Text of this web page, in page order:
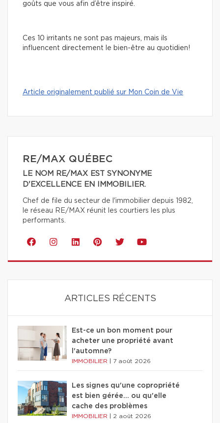
goûts que vous afin d’être inspiré.
Ces 10 irritants ne sont pas majeurs, mais ils
influencent directement le bien-être au quotidien!
Article originalement publié sur Mon Coin de Vie
RE/MAX QUÉBEC
LE NOM RE/MAX EST SYNONYME
D'EXCELLENCE EN IMMOBILIER.
Chef de file du secteur de l'immobilier depuis 1982,
le réseau RE/MAX réunit les courtiers les plus
performants.
ARTICLES RÉCENTS
Est-ce un bon moment pour
acheter une propriété avant
l'automne?
IMMOBILIER 7 août 2026
Les signes qu'une copropriété
est bien gérée… ou qu'elle
cache des problèmes
IMMOBILIER 2 août 2026